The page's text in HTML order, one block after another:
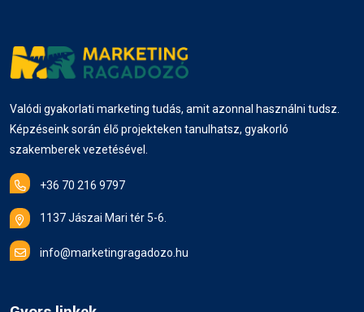
Valódi gyakorlati marketing tudás, amit azonnal használni tudsz.
Képzéseink során élő projekteken tanulhatsz, gyakorló
szakemberek vezetésével.
+36 70 216 9797
1137 Jászai Mari tér 5-6.
info@marketingragadozo.hu